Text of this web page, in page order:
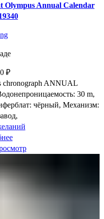
Annual Calendar
₽
chronograph ANNUAL
30 m,
чёрный, Механизм: